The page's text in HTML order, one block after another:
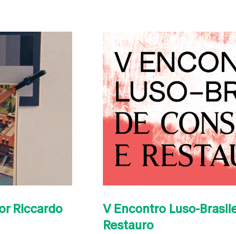
Riccardo
V Encontro Luso-
Restauro